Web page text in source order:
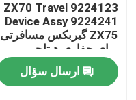
تور کارخانه
کنترل کیفیت
9224123 ZX70 Travel
Device Assy 9224241
ZX75 گیربکس مسافرتی
برای حفاری هیتاچی
ارسال سؤال